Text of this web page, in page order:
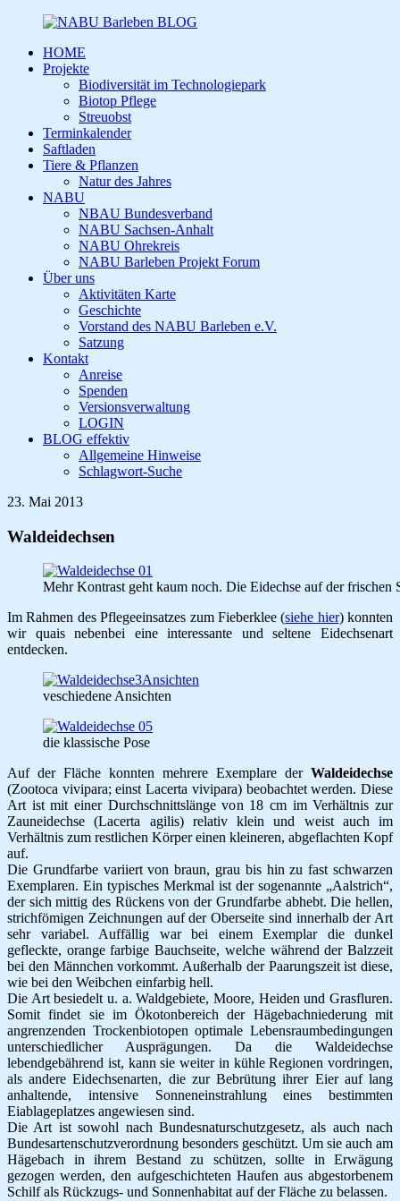
HOME
Projekte
Biodiversität im Technologiepark
Biotop Pflege
Streuobst
Terminkalender
Saftladen
Tiere & Pflanzen
Natur des Jahres
NABU
NBAU Bundesverband
NABU Sachsen-Anhalt
NABU Ohrekreis
NABU Barleben Projekt Forum
Über uns
Aktivitäten Karte
Geschichte
Vorstand des NABU Barleben e.V.
Satzung
Kontakt
Anreise
Spenden
Versionsverwaltung
LOGIN
BLOG effektiv
Allgemeine Hinweise
Schlagwort-Suche
23. Mai 2013
Waldeidechsen
Mehr Kontrast geht kaum noch. Die Eidechse auf der frischen
Im Rahmen des Pflegeeinsatzes zum Fieberklee (siehe hier) konnten
wir quais nebenbei eine interessante und seltene Eidechsenart
entdecken.
veschiedene Ansichten
die klassische Pose
Auf der Fläche konnten mehrere Exemplare der Waldeidechse
(Zootoca vivipara; einst Lacerta vivipara) beobachtet werden. Diese
Art ist mit einer Durchschnittslänge von 18 cm im Verhältnis zur
Zauneidechse (Lacerta agilis) relativ klein und weist auch im
Verhältnis zum restlichen Körper einen kleineren, abgeflachten Kopf
auf.
Die Grundfarbe variiert von braun, grau bis hin zu fast schwarzen
Exemplaren. Ein typisches Merkmal ist der sogenannte „Aalstrich“,
der sich mittig des Rückens von der Grundfarbe abhebt. Die hellen,
strichfömigen Zeichnungen auf der Oberseite sind innerhalb der Art
sehr variabel. Auffällig war bei einem Exemplar die dunkel
gefleckte, orange farbige Bauchseite, welche während der Balzzeit
bei den Männchen vorkommt. Außerhalb der Paarungszeit ist diese,
wie bei den Weibchen einfarbig hell.
Die Art besiedelt u. a. Waldgebiete, Moore, Heiden und Grasfluren.
Somit findet sie im Ökotonbereich der Hägebachniederung mit
angrenzenden Trockenbiotopen optimale Lebensraumbedingungen
unterschiedlicher Ausprägungen. Da die Waldeidechse
lebendgebährend ist, kann sie weiter in kühle Regionen vordringen,
als andere Eidechsenarten, die zur Bebrütung ihrer Eier auf lang
anhaltende, intensive Sonneneinstrahlung eines bestimmten
Eiablageplatzes angewiesen sind.
Die Art ist sowohl nach Bundesnaturschutzgesetz, als auch nach
Bundesartenschutzverordnung besonders geschützt. Um sie auch am
Hägebach in ihrem Bestand zu schützen, sollte in Erwägung
gezogen werden, den aufgeschichteten Haufen aus abgestorbenem
Schilf als Rückzugs- und Sonnenhabitat auf der Fläche zu belassen.